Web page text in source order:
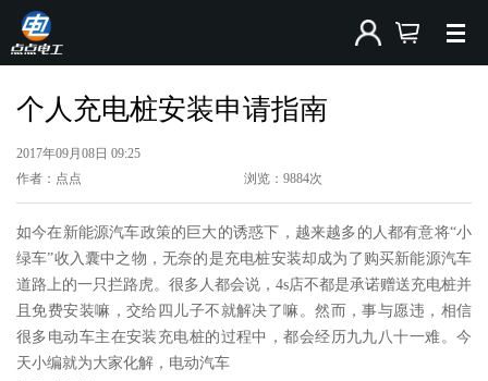
个人充电桩安装申请指南
2017年09月08日 09:25
作者：点点
浏览：9884次
如今在新能源汽车政策的巨大的诱惑下，越来越多的人都有意将“小
绿车”收入囊中之物，无奈的是充电桩安装却成为了购买新能源汽车
道路上的一只拦路虎。很多人都会说，4s店不都是承诺赠送充电桩并
且免费安装嘛，交给四儿子不就解决了嘛。然而，事与愿违，相信
很多电动车主在安装充电桩的过程中，都会经历九九八十一难。今
天小编就为大家化解，电动汽车